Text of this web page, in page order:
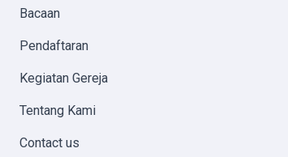
Bacaan
Pendaftaran
Kegiatan Gereja
Tentang Kami
Contact us